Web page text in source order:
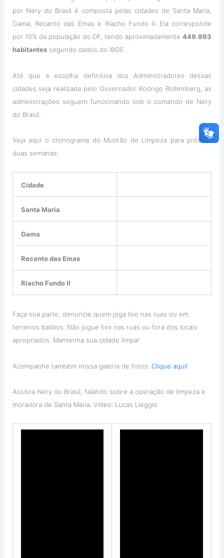
por Nery do Brasil é composta pelas cidades de Santa Maria,
Gama, Recanto das Emas e Riacho Fundo II. Ela corresponde
por 10% da população do DF, tendo aproximadamente449.993
habitantessegundo dados do IBGE.
Até que a escolha definitiva dos Administradores dessas
cidades seja realizada pelo Governador Rodrigo Rollemberg, as
administrações seguem funcionando sob o comando de Nery
do Brasil.
Veja aqui o cronograma do Mutirão de Limpeza para próxima
duas semanas:
Cidade
Santa Maria
Gama
Recanto das Emas
Riacho Fundo II
Faça sua parte, denuncie quem joga lixo nas ruas ou em
terrenos baldios. Não jogue lixo nas ruas ou fora dos locais
apropriados. Mantenha sua cidade limpa!
Acompanhe também nossa galeria de fotos. Clique aqui!
Assista Nery do Brasil, falando sobre a operação de limpeza e
moradora de Santa Maria. Vídeo: Lucas Lieggio